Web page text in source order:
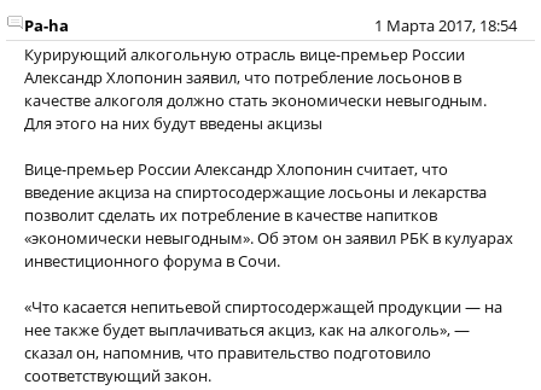
1 Марта 2017, 18:54
Pa-ha
Курирующий алкогольную отрасль вице-премьер России
Александр Хлопонин заявил, что потребление лосьонов в
качестве алкоголя должно стать экономически невыгодным.
Для этого на них будут введены акцизы
Вице-премьер России Александр Хлопонин считает, что
введение акциза на спиртосодержащие лосьоны и лекарства
позволит сделать их потребление в качестве напитков
«экономически невыгодным». Об этом он заявил РБК в кулуарах
инвестиционного форума в Сочи.
«Что касается непитьевой спиртосодержащей продукции — на
нее также будет выплачиваться акциз, как на алкоголь», —
сказал он, напомнив, что правительство подготовило
соответствующий закон.